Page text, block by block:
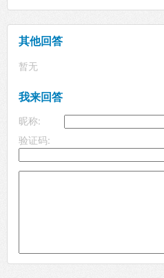
其他回答
暂无
我来回答
昵称:
验证码: